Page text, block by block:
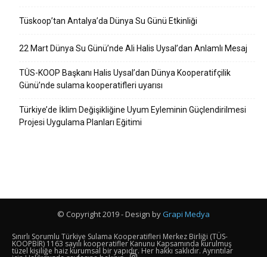
Tüskoop’tan Antalya’da Dünya Su Günü Etkinliği
22 Mart Dünya Su Günü’nde Ali Halis Uysal’dan Anlamlı Mesaj
TÜS-KOOP Başkanı Halis Uysal’dan Dünya Kooperatifçilik
Günü’nde sulama kooperatifleri uyarısı
Türkiye’de İklim Değişikliğine Uyum Eyleminin Güçlendirilmesi
Projesi Uygulama Planları Eğitimi
© Copyright 2019 - Design byGrapi Medya
Sınırlı Sorumlu Türkiye Sulama Kooperatifleri Merkez Birliği (TÜS-
KOOPBİR) 1163 sayılı kooperatifler Kanunu Kapsamında kurulmuş
tüzel kişiliğe haiz kurumsal bir yapıdır. Her hakkı saklıdır. Ayrıntılar